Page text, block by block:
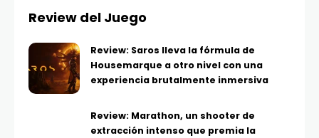
Review del Juego
Review: Saros lleva la fórmula de
Housemarque a otro nivel con una
experiencia brutalmente inmersiva
Review: Marathon, un shooter de
extracción intenso que premia la